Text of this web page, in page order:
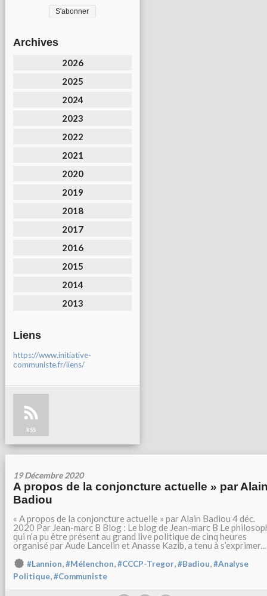
Archives
2026
2025
2024
2023
2022
2021
2020
2019
2018
2017
2016
2015
2014
2013
Liens
https://www.initiative-
communiste.fr/liens/
RSS
19 Décembre 2020
A propos de la conjoncture actuelle » par
Badiou
« A propos de la conjoncture actuelle » par Alain Badiou 4 déc.
2020 Par Jean-marc B Blog : Le blog de Jean-marc B Le
qui n’a pu être présent au grand live politique de cinq heures
organisé par Aude Lancelin et Anasse Kazib, a tenu à s’exprimer...
#Lannion,#Mélenchon,#CCCP-Tregor,#Badiou,#Analyse
Politique,#Communiste